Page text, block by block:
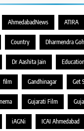
AhmedabadNews ATIRA
Country Dharmendra
Dr Aashita Jain
film Gandhinagar Get
Gujarati Film
iAGNi ICAI Ahmedabad